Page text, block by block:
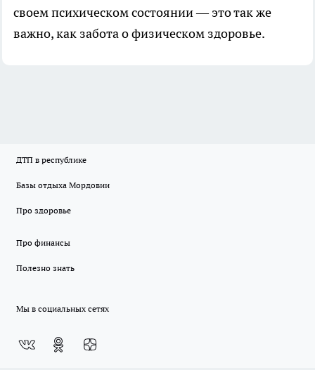
своем психическом состоянии — это так же
важно, как забота о физическом здоровье.
ДТП в республике
Базы отдыха Мордовии
Про здоровье
Про финансы
Полезно знать
Мы в социальных сетях